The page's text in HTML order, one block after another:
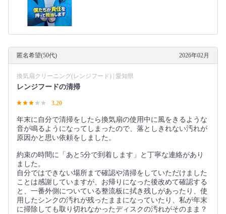
匿名希望(50代) 2026年02月
換気扇クリーニング(レンジフード) | 愛知県
レンジフードの清掃
3.20
年末に自分で清掃をしたら換気扇の使用中に風をきるような
音が鳴るようになってしまったので、落としきれない汚れが
原因かと思い依頼をしました。
約束の時間に「あと5分で到着します」と丁寧な連絡があり
ました。
自分ではできない場所まで確認や清掃をしていただけました
ことは感謝していますが、お帰りになった後改めて確認する
と、一番外側についている整流板に拭き残しがあったり、使
用したシンクの汚れが残ったままになっていたり、私が年末
に掃除しても取り切れなかったディスクの汚れがそのまま？